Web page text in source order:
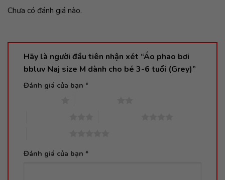
Chưa có đánh giá nào.
Hãy là người đầu tiên nhận xét “Áo phao bơi
bbluv Naj size M dành cho bé 3-6 tuổi (Grey)”
Đánh giá của bạn *
Đánh giá của bạn *